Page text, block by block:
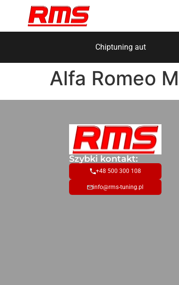
Chiptuning aut
Alfa Romeo
Szybki kontakt:
+48 500 300 108
info@rms-tuning.pl